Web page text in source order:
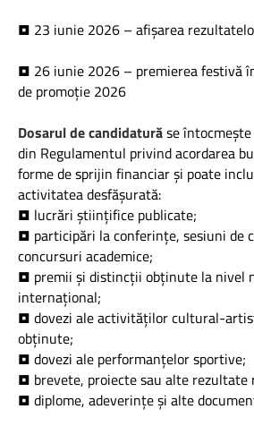
• 23 iunie 2026 – afișarea
• 26 iunie 2026 – premierea festivă
de promoție 2026
Dosarul de candidaturăse
din Regulamentul privind acordarea
forme de sprijin financiar și poate
activitatea desfășurată:
• lucrări științifice publicate;
• participări la conferințe, sesiuni de
concursuri academice;
• premii și distincții obținute la nivel
internațional;
• dovezi ale activităților cultural-
obținute;
• dovezi ale performanțelor sportive;
• brevete, proiecte sau alte rezultate
• diplome, adeverințe și alte